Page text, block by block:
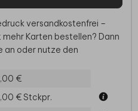
versandkostenfrei –
Karten bestellen? Dann
an oder nutze den
€
€Stckpr.